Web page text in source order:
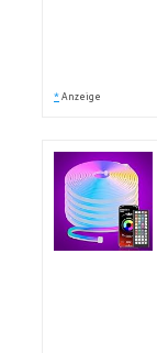
* Anzeige